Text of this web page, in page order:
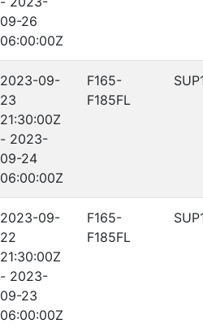
09-26
06:00:00Z
2023-09-
23
21:30:00Z
- 2023-
09-24
06:00:00Z
F165-
F185FL
2023-09-
22
21:30:00Z
- 2023-
09-23
06:00:00Z
F165-
F185FL